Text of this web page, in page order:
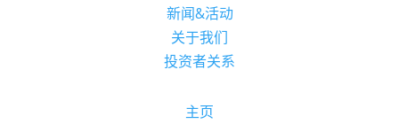
新闻&活动
关于我们
投资者关系
主页